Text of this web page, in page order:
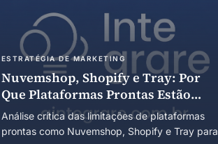
ESTRATÉGIA DE MARKETING
Nuvemshop, Shopify e Tray: Por
Que Plataformas Prontas Estão
Sabotando Seu E-commerce em
Maringá
Análise crítica das limitações de plataformas
prontas como Nuvemshop, Shopify e Tray para